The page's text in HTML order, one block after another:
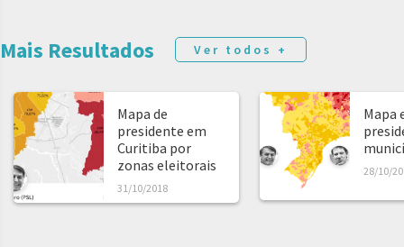
Mais Resultados Ver todos +
Mapa de
presidente em
Curitiba por
zonas eleitorais
31/10/2018
Mapa
28/10/